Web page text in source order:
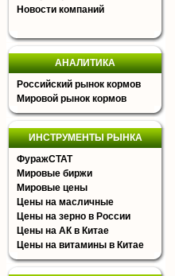
Новости компаний
АНАЛИТИКА
Российский рынок кормов
Мировой рынок кормов
ИНСТРУМЕНТЫ РЫНКА
ФуражСТАТ
Мировые биржи
Мировые цены
Цены на масличные
Цены на зерно в России
Цены на АК в Китае
Цены на витамины в Китае